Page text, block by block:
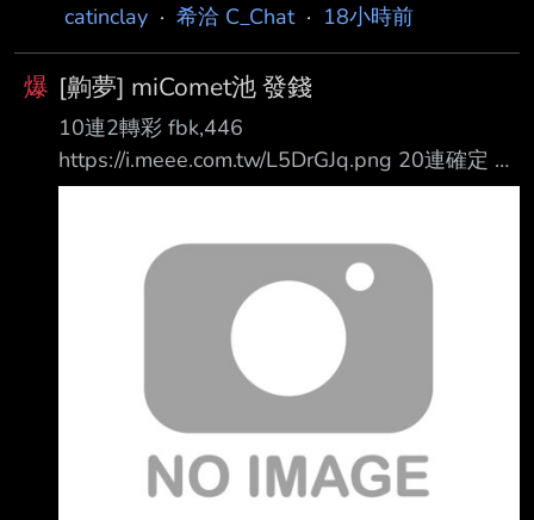
catinclay · 希洽 C_Chat· 18小時前
爆 [齁夢] miComet池 發錢
10連2轉彩 fbk,446
https://i.meee.com.tw/L5DrGJq.png 20連確定 泳
裝35 https://i.meee.com.tw/LtaR0hf.png
裝sui https://i.meee.com.tw/YyGWgeb.png
https://i.meee.com.tw/wGEvGcs.png 感謝各位課
長讓我有免費石抽 讓我人生第一次玩抽卡靠免費
石30抽畢業 抽100位100P(稅前)